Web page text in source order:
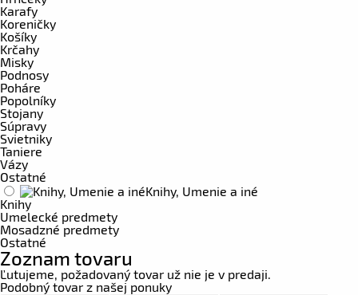
Karafy
Koreničky
Košíky
Krčahy
Misky
Podnosy
Poháre
Popolníky
Stojany
Súpravy
Svietniky
Taniere
Vázy
Ostatné
Knihy, Umenie a iné
Knihy
Umelecké predmety
Mosadzné predmety
Ostatné
Zoznam tovaru
Ľutujeme, požadovaný tovar už nie je v predaji.
Podobný tovar z našej ponuky